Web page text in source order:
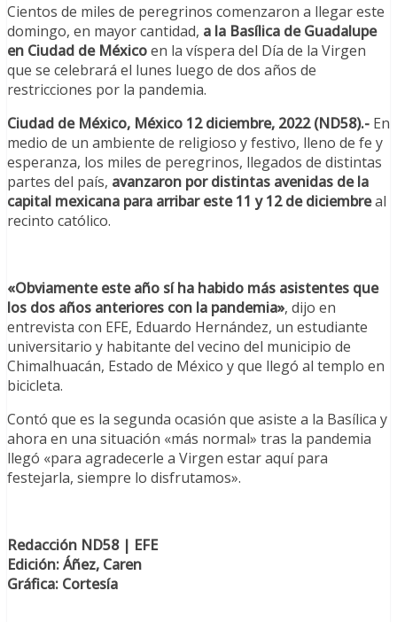
Cientos de miles de peregrinos comenzaron a llegar este
domingo, en mayor cantidad, a la Basílica de Guadalupe
en Ciudad de Méxicoen la víspera del Día de la Virgen
que se celebrará el lunes luego de dos años de
restricciones por la pandemia.
Ciudad de México, México 12 diciembre, 2022 (ND58).- En
medio de un ambiente de religioso y festivo, lleno de fe y
esperanza, los miles de peregrinos, llegados de distintas
partes del país, avanzaron por distintas avenidas de la
capital mexicana para arribar este 11 y 12 de diciembreal
recinto católico.
«Obviamente este año sí ha habido más asistentes que
los dos años anteriores con la pandemia», dijo en
entrevista con EFE, Eduardo Hernández, un estudiante
universitario y habitante del vecino del municipio de
Chimalhuacán, Estado de México y que llegó al templo en
bicicleta.
Contó que es la segunda ocasión que asiste a la Basílica y
ahora en una situación «más normal» tras la pandemia
llegó «para agradecerle a Virgen estar aquí para
festejarla, siempre lo disfrutamos».
Redacción ND58 | EFE
Edición: Áñez, Caren
Gráfica: Cortesía